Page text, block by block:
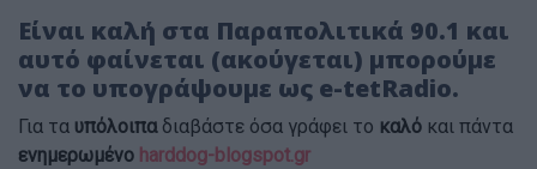
Είναι καλή στα Παραπολιτικά 90.1 και
αυτό φαίνεται (ακούγεται) μπορούμε
να το υπογράψουμε ως e-tetRadio.
Για τα υπόλοιπαδιαβάστε όσα γράφει το καλό και πάντα
ενημερωμένο harddog-blogspot.gr